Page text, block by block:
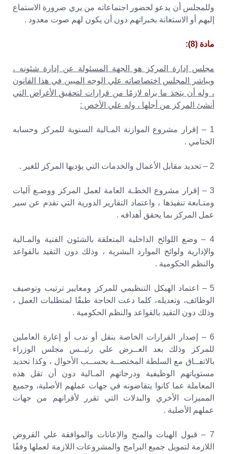
وللمجلس أن يدعو لحضور اجتماعاته من يري ضرورة الاستماع
إليهم أو الاستعانة بخبراتهم دون أن يكون لهم صوت معدود .
مادة (8):
مجلس إدارة المركز هو الجهة المسئولة عن إدارة شئونه ،
ويباشر المجلس اختصاصاته علي الوجه المبين في هذا القانون
، وله أن يتخذ ما يراه لازمًا من قرارات لتحقيق الأغراض التي
أنشئ المركز من أجلها ، وله علي الأخص :
1 – إقرار مشروع الموازنة المـالية السنوية للمركز وحسابه
الختامي .
2 – تحديد مقابل الأعمال والخدمات التي يؤديها المركز للغير .
3 – إقرار مشروع الخطـة العامة لعمل المركز ووضـع آليات
ومتـابعة تنفيذها ، واعتماد التقارير الدورية التي تقدم عن سير
عمل المركز بما يحقق أهدافه .
4 – وضع اللوائح الداخلية المتعلقة بالشئون الفنية والمـالية
والإدارية ولوائح الموارد البشرية ، وذلك دون التقيد بالقواعد
والنظم الحكومية .
5 – اعتماد الهيكل التنظيمي للمركز ومعايير ترتيب وتوصيف
الوظائف، وتعديله، كلما دعت الحاجة طبقًا لمتطلبات العمل ،
وذلك دون التقيد بالقواعد والنظم الحكومية .
6 – إصدار القرارات الخاصة بنقل أو ندب أو إعارة العاملين
للمركز وذلك بعد العــرض علي رئيــس مجلس الوزراء
بالاتفــاق مع السلطة المختصــة بحســب الأحوال ، وكذا تحديد
مستوياتهم الوظيفية ودرجاتهم المـالية دون أن تقل هذه
المعاملة عما كانوا يتقاضونه في جهات عملهم الأصلية، وجميع
المميزات الأخري والبدلات التي تقرر لأقرانهم من جهات
عملهم الأصلية .
7 – قبول الهبات والمنح والإعانات والموافقة علي القروض
اللازمة لتمويل جميع البرامج والمشروعات اللازمة لعملها وفقًا